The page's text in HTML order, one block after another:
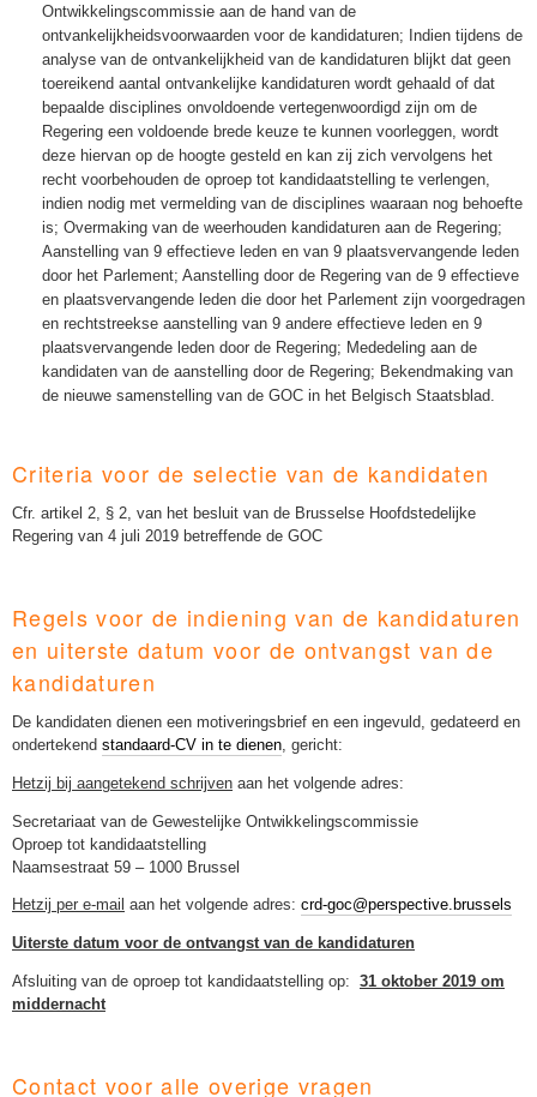
Ontwikkelingscommissie aan de hand van de
ontvankelijkheidsvoorwaarden voor de kandidaturen; Indien tijdens de
analyse van de ontvankelijkheid van de kandidaturen blijkt dat geen
toereikend aantal ontvankelijke kandidaturen wordt gehaald of dat
bepaalde disciplines onvoldoende vertegenwoordigd zijn om de
Regering een voldoende brede keuze te kunnen voorleggen, wordt
deze hiervan op de hoogte gesteld en kan zij zich vervolgens het
recht voorbehouden de oproep tot kandidaatstelling te verlengen,
indien nodig met vermelding van de disciplines waaraan nog behoefte
is; Overmaking van de weerhouden kandidaturen aan de Regering;
Aanstelling van 9 effectieve leden en van 9 plaatsvervangende leden
door het Parlement; Aanstelling door de Regering van de 9 effectieve
en plaatsvervangende leden die door het Parlement zijn voorgedragen
en rechtstreekse aanstelling van 9 andere effectieve leden en 9
plaatsvervangende leden door de Regering; Mededeling aan de
kandidaten van de aanstelling door de Regering; Bekendmaking van
de nieuwe samenstelling van de GOC in het Belgisch Staatsblad.
Criteria voor de selectie van de kandidaten
Cfr. artikel 2, § 2, van het besluit van de Brusselse Hoofdstedelijke
Regering van 4 juli 2019 betreffende de GOC
Regels voor de indiening van de kandidaturen
en uiterste datum voor de ontvangst van de
kandidaturen
De kandidaten dienen een motiveringsbrief en een ingevuld, gedateerd en
ondertekend standaard-CV in te dienen, gericht:
Hetzij bij aangetekend schrijven aan het volgende adres:
Secretariaat van de Gewestelijke Ontwikkelingscommissie
Oproep tot kandidaatstelling
Naamsestraat 59 – 1000 Brussel
Hetzij per e-mail aan het volgende adres: crd-goc@perspective.brussels
Uiterste datum voor de ontvangst van de kandidaturen
Afsluiting van de oproep tot kandidaatstelling op: 31 oktober 2019 om
middernacht
Contact voor alle overige vragen